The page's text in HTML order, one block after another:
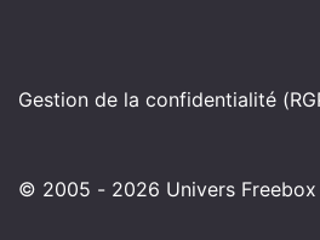
Gestion de la confidentialité
© 2005 - 2026 Univers Freebox